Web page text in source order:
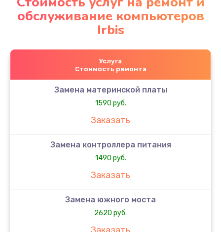
обслуживание компьютеров
Irbis
Услуга
Стоимость ремонта
Замена материнской платы
1590 руб.
Заказать
Замена контроллера питания
1490 руб.
Заказать
Замена южного моста
2620 руб.